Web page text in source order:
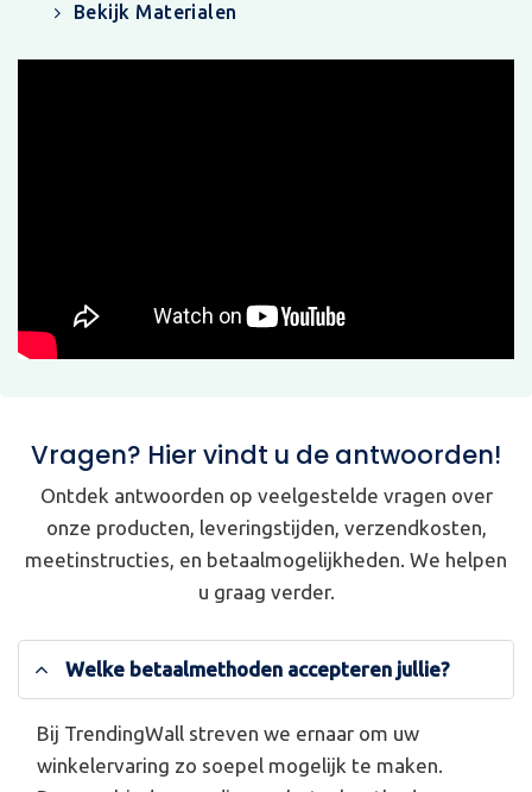
Bekijk Materialen
Vragen? Hier vindt u de antwoorden!
Ontdek antwoorden op veelgestelde vragen over
onze producten, leveringstijden, verzendkosten,
meetinstructies, en betaalmogelijkheden. We helpen
u graag verder.
Welke betaalmethoden accepteren jullie?
Bij TrendingWall streven we ernaar om uw
winkelervaring zo soepel mogelijk te maken.